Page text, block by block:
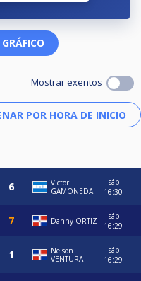
Mostrar exentos
Victor
GAMONEDA
sáb
16:30
Danny ORTIZ
sáb
16:29
Nelson
VENTURA
sáb
16:29